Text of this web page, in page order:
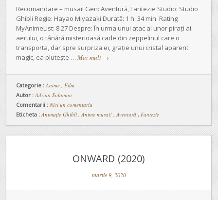
Recomandare – musai! Gen: Aventură, Fantezie Studio: Studio
Ghibli Regie: Hayao Miyazaki Durată: 1 h. 34 min. Rating
MyAnimeList: 8.27 Despre: În urma unui atac al unor pirați ai
aerului, o tânără misterioasă cade din zeppelinul care o
transporta, dar spre surpriza ei, grație unui cristal aparent
magic, ea plutește … Mai mult →
Categorie : Anime , Film
Autor : Adrian Solomon
Comentarii : Nici un comentariu
Eticheta : Animație Ghibli , Anime musai! , Aventură , Fantezie
ONWARD (2020)
martie 9, 2020